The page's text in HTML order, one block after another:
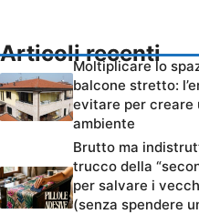
Articoli recenti
Moltiplicare lo
balcone stretto:
evitare per creare
ambiente
Brutto ma
trucco della
per salvare i
(senza spendere